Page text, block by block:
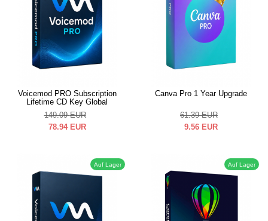
Voicemod PRO Subscription
Lifetime CD Key Global
149.09 EUR
78.94 EUR
Canva Pro 1 Year Upgrade
61.39 EUR
9.56 EUR
Auf Lager Auf Lager